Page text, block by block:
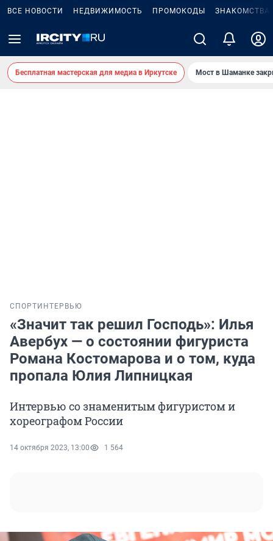
ВСЕ НОВОСТИ НЕДВИЖИМОСТЬ ПРОМОКОДЫ ЗНАКОМСТВА
Бесплатная мастерская для медиа в Иркутске Мост в Шаманке
СПОРТ ИНТЕРВЬЮ
«Значит так решил Господь»: Илья
Авербух — о состоянии фигуриста
Романа Костомарова и о том, куда
пропала Юлия Липницкая
Интервью со знаменитым фигуристом и
хореографом России
14 октября 2023, 13:00 1 564